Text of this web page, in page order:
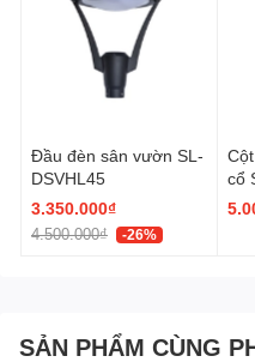
Đầu đèn sân vườn SL-
DSVHL45
3.350.000₫
4.500.000₫ -26%
cổ
SẢN PHẨM CÙNG